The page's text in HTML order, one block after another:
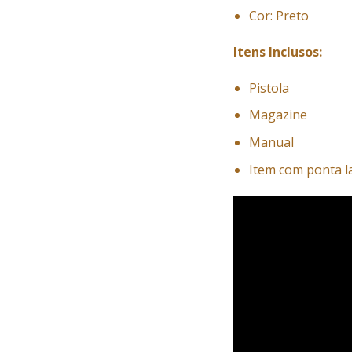
Cor: Preto
Itens Inclusos:
Pistola
Magazine
Manual
Item com ponta